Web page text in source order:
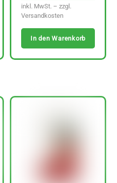
inkl. MwSt. – zzgl.
Versandkosten
In den Warenkorb